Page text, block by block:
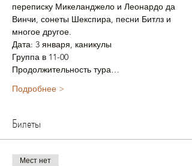
переписку Микеланджело и Леонардо да
Винчи, сонеты Шекспира, песни Битлз и
многое другое.
Дата: 3 января, каникулы
Группа в 11-00
Продолжительность тура…
Подробнее >
Билеты
Мест нет